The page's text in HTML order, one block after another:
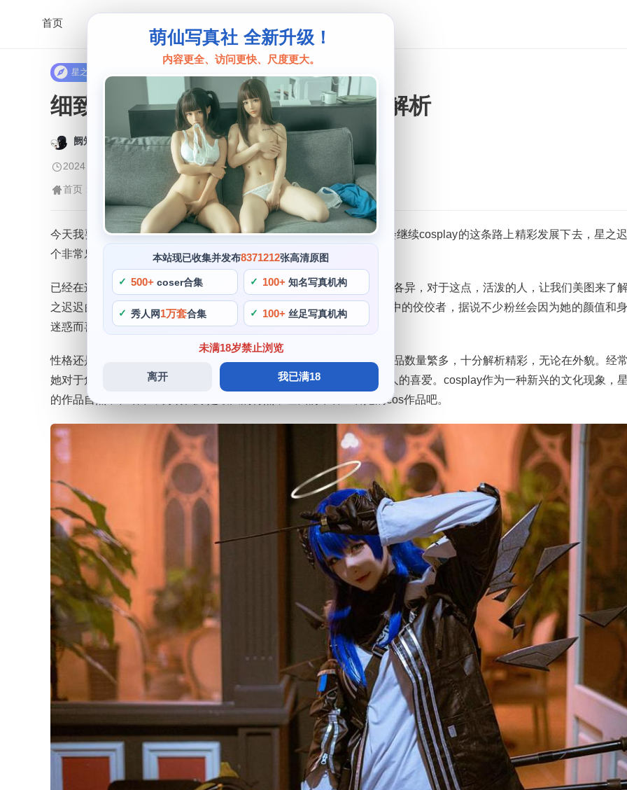
首页
萌仙写真社 全新升级！
内容更全、访问更快、尺度更大。
本站现已收集并发布8371212张高清原图
500+ coser合集 100+ 知名写真机构
秀人网1万套合集 100+ 丝足写真机构
未满18岁禁止浏览
离开 我已满18
星之迟迟
细致赏析：星之迟迟贴吧美图系列解析
阙知风
2024 年 5 月 10 日 11:59:32
459
首页 > 星之迟迟 > 正文
今天我要为大家介绍一位备受欢迎的cos博主——星之迟迟，她依旧会继续cosplay的这条路上精彩发展下去，星之
个非常乐观，同时也是一位资深的coser。
已经在这个领域打拼了好几年了，在她的cos作品中，长相甜美。风格各异，对于这点，活泼的人，让我们美图来了
之迟迟的个人资料吧。不会轻易放弃自己的梦想，而星之迟迟则是其中的佼佼者，据说不少粉丝会因为她的颜值和
迷惑而喜爱她，她的性格美图也是备受赞赏的。
性格还是作品星之迟迟方面都有着令人钦佩的成绩和表现，她的cos作品数量繁多，十分解析精彩，无论在外貌。经
她对于角色造型的完美还原，怎么样星之迟迟的呢，越来越受到年轻人的喜爱。cosplay作为一种新兴的文化现象，
的作品自然不在话下，身材火爆是最大的特点，让我们来看一看她的cos作品吧。